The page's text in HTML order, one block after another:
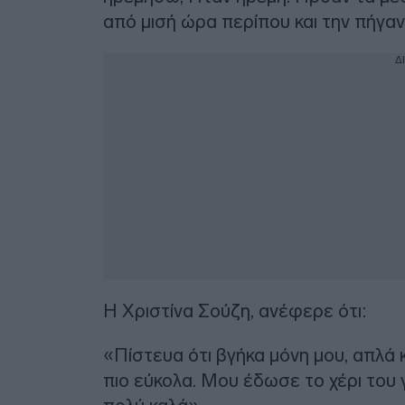
από μισή ώρα περίπου και την
Η Χριστίνα Σούζη, ανέφερε ότι:
«Πίστευα ότι βγήκα μόνη μου,
πιο εύκολα. Μου έδωσε το χέρι του